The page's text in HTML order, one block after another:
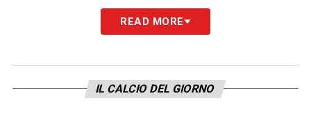
READ MORE
IL CALCIO DEL GIORNO